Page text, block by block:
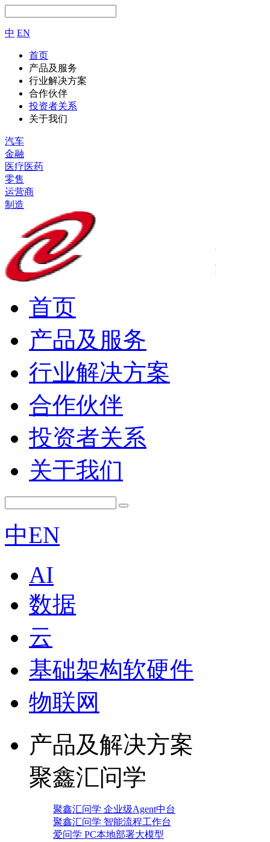
中 EN
首页
产品及服务
行业解决方案
合作伙伴
投资者关系
关于我们
汽车
金融
医疗医药
零售
运营商
制造
首页
产品及服务
行业解决方案
合作伙伴
投资者关系
关于我们
中EN
AI
数据
云
基础架构软硬件
物联网
产品及解决方案
聚鑫汇问学
聚鑫汇问学 企业级Agent中台
聚鑫汇问学 智能流程工作台
爱问学 PC本地部署大模型